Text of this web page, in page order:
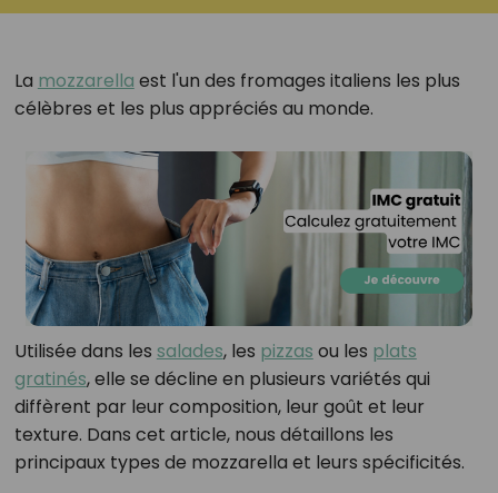
La mozzarella est l'un des fromages italiens les plus
célèbres et les plus appréciés au monde.
Utilisée dans les salades, les pizzas ou les plats
gratinés, elle se décline en plusieurs variétés qui
diffèrent par leur composition, leur goût et leur
texture. Dans cet article, nous détaillons les
principaux types de mozzarella et leurs spécificités.